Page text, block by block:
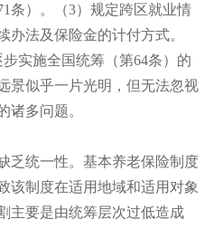
条）。（3）规定跨区就业情
办法及保险金的计付方式。
实施全国统筹（第64条）的
景似乎一片光明，但无法忽视
诸多问题。
乏统一性。基本养老保险制度
该制度在适用地域和适用对象
主要是由统筹层次过低造成